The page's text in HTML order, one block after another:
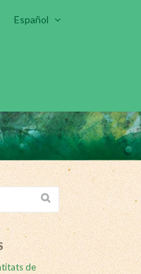
Español
de